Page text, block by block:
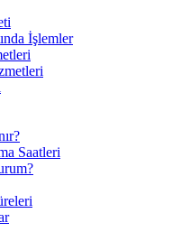
İşlemler
Saatleri